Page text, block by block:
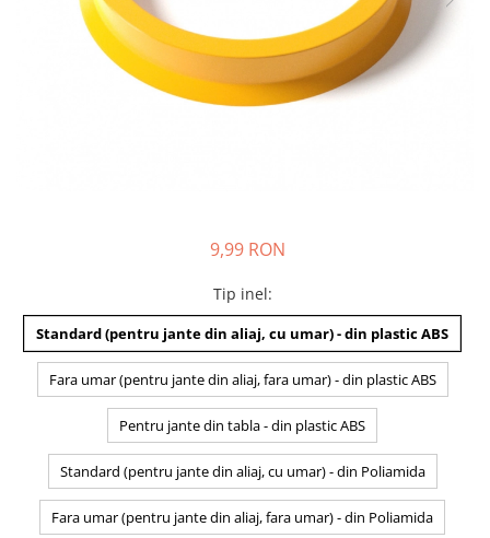
9,99 RON
Tip inel:
Standard (pentru jante din aliaj, cu umar) - din plastic ABS
Fara umar (pentru jante din aliaj, fara umar) - din plastic ABS
Pentru jante din tabla - din plastic ABS
Standard (pentru jante din aliaj, cu umar) - din Poliamida
Fara umar (pentru jante din aliaj, fara umar) - din Poliamida